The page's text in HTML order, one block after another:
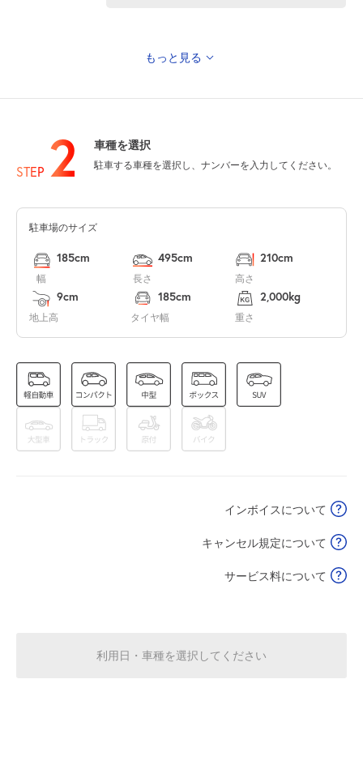
8月15日 (土) ¥3,120
8月16日 (日) ¥3,120
8月17日 (月)
8月18日 (火) 休
休
休
もっと見る
STEP 2 車種を選択
駐車する車種を選択し、ナンバーを入力してください。
駐車場のサイズ
幅
185cm
長さ
495cm
高さ
210cm
地上高
9cm
タイヤ幅
185cm
重さ
2,000kg
インボイスについて
キャンセル規定について
サービス料について
利用日・車種を選択してください